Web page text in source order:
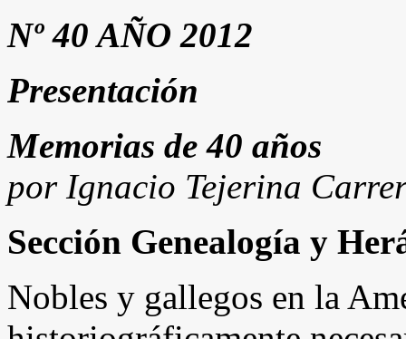
Nº 40 AÑO 2012
Presentación
Memorias de 40 años
por Ignacio Tejerina
Sección Genealogía y
Nobles y gallegos en la